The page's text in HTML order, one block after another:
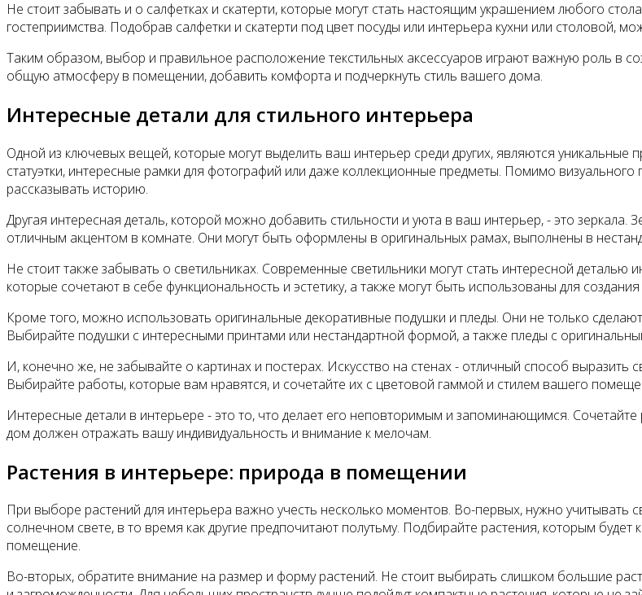
Не стоит забывать и о салфетках и скатерти, которые могут стать настоящим украшением любого
гостеприимства. Подобрав салфетки и скатерти под цвет посуды или интерьера кухни или столовой,
Таким образом, выбор и правильное расположение текстильных аксессуаров играют важную роль в
общую атмосферу в помещении, добавить комфорта и подчеркнуть стиль вашего дома.
Интересные детали для стильного интерьера
Одной из ключевых вещей, которые могут выделить ваш интерьер среди других, являются уникальные
статуэтки, интересные рамки для фотографий или даже коллекционные предметы. Помимо
рассказывать историю.
Другая интересная деталь, которой можно добавить стильности и уюта в ваш интерьер, - это зеркала.
отличным акцентом в комнате. Они могут быть оформлены в оригинальных рамах, выполнены в
Не стоит также забывать о светильниках. Современные светильники могут стать интересной
которые сочетают в себе функциональность и эстетику, а также могут быть использованы для
Кроме того, можно использовать оригинальные декоративные подушки и пледы. Они не только
Выбирайте подушки с интересными принтами или нестандартной формой, а также пледы с
И, конечно же, не забывайте о картинах и постерах. Искусство на стенах - отличный способ
Выбирайте работы, которые вам нравятся, и сочетайте их с цветовой гаммой и стилем вашего
Интересные детали в интерьере - это то, что делает его неповторимым и запоминающимся.
дом должен отражать вашу индивидуальность и внимание к мелочам.
Растения в интерьере: природа в помещении
При выборе растений для интерьера важно учесть несколько моментов. Во-первых, нужно
солнечном свете, в то время как другие предпочитают полутьму. Подбирайте растения, которым
помещение.
Во-вторых, обратите внимание на размер и форму растений. Не стоит выбирать слишком большие